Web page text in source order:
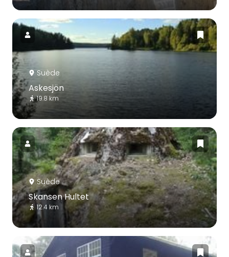
Suède
Askesjön
19.8 km
Suède
Skansen Hultet
12.4 km